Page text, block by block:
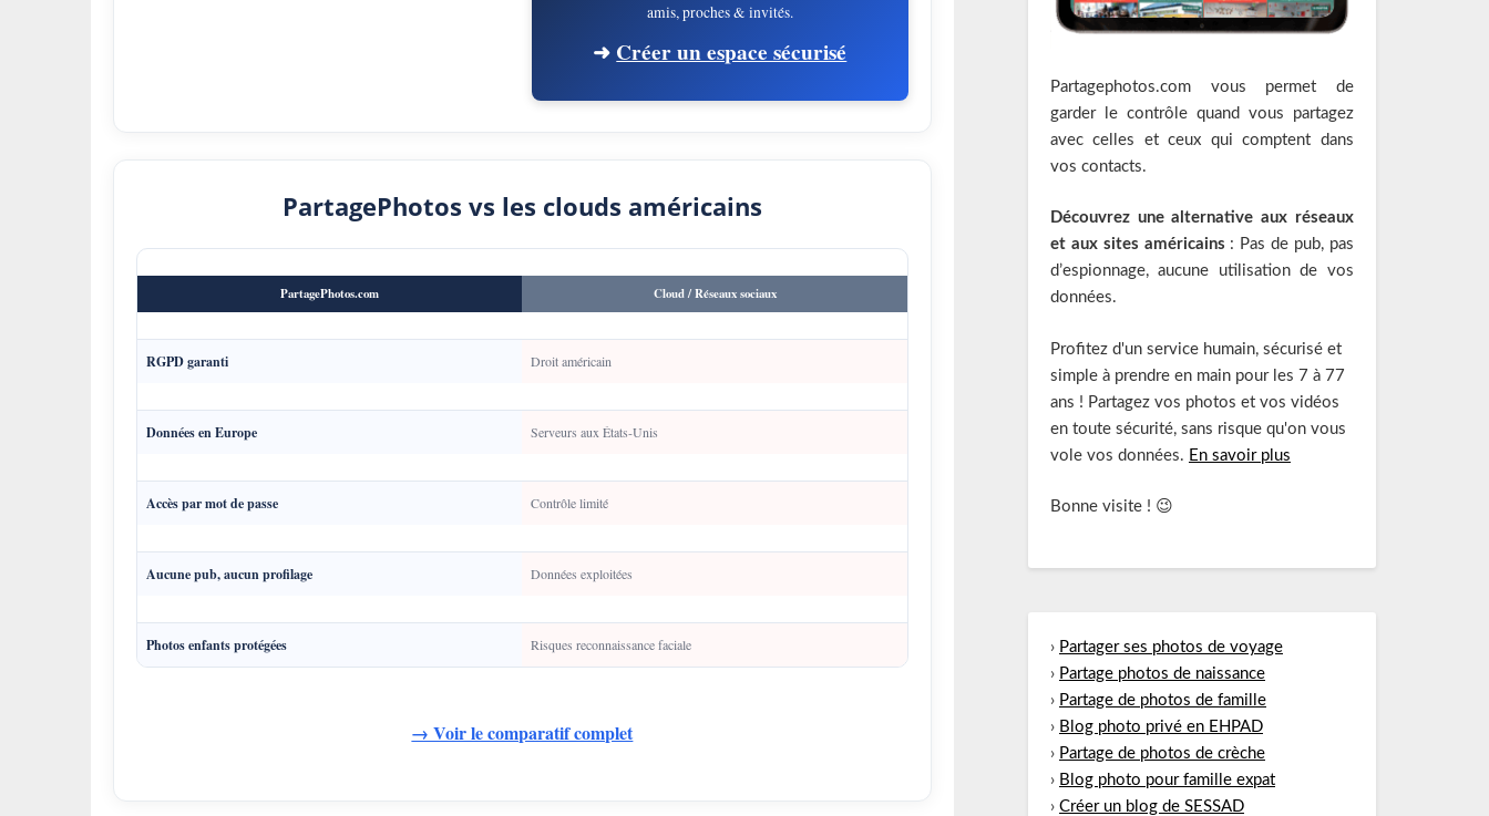
amis, proches & invités.
➜ Créer un espace sécurisé
PartagePhotos vs les clouds américains
PartagePhotos.com Cloud / Réseaux sociaux
RGPD garanti Droit américain
Données en Europe Serveurs aux États-Unis
Accès par mot de passe Contrôle limité
Aucune pub, aucun profilage Données exploitées
Photos enfants protégées Risques reconnaissance faciale
→ Voir le comparatif complet
Partagephotos.com vous permet de
garder le contrôle quand vous partagez
avec celles et ceux qui comptent dans
vos contacts.
Découvrez une alternative aux réseaux
et aux sites américains : Pas de pub, pas
d’espionnage, aucune utilisation de vos
données.
Profitez d'un service humain, sécurisé et
simple à prendre en main pour les 7 à 77
ans ! Partagez vos photos et vos vidéos
en toute sécurité, sans risque qu'on vous
vole vos données. En savoir plus
Bonne visite ! 😉
› Partager ses photos de voyage
› Partage photos de naissance
› Partage de photos de famille
› Blog photo privé en EHPAD
› Partage de photos de crèche
› Blog photo pour famille expat
› Créer un blog de SESSAD